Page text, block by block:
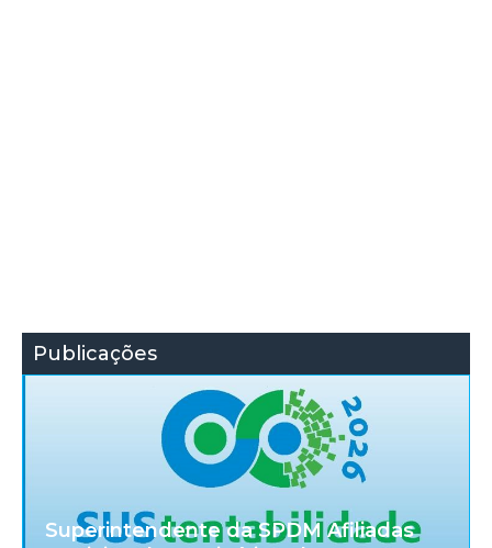
Publicações
Superintendente da SPDM Afiliadas